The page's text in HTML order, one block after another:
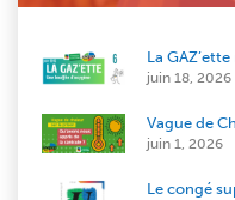
La GAZ’ette
juin 18, 2026
Vague de
juin 1, 2026
Le congé